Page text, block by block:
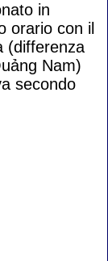
in
orario con il
(differenza
Nam)
secondo